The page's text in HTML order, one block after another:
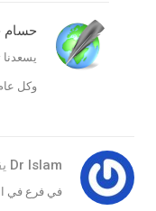
يسعدنا
وكل
Dr Islam
في فرع في